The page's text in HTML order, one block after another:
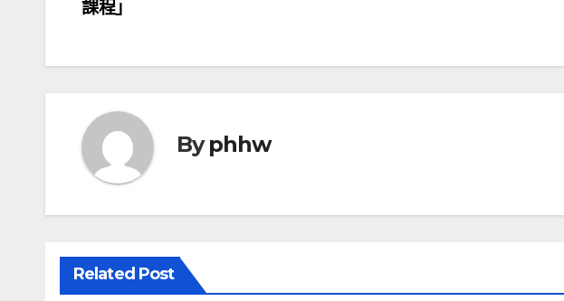
章
導
課程」
Byphhw
Related Post